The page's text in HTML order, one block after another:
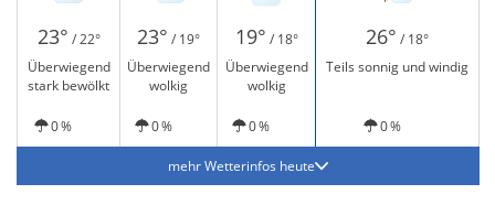
23° / 22° 23° / 19° 19° / 18° 26° / 18°
Überwiegend
stark bewölkt
Überwiegend
wolkig
Überwiegend
wolkig
Teils sonnig und windig
0 % 0 % 0 % 0 %
mehr Wetterinfos heute